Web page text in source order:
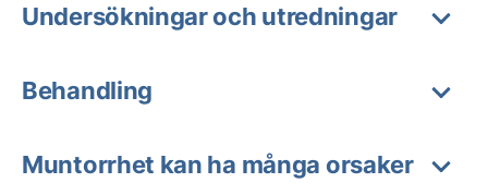
Undersökningar och utredningar
Behandling
Muntorrhet kan ha många orsaker